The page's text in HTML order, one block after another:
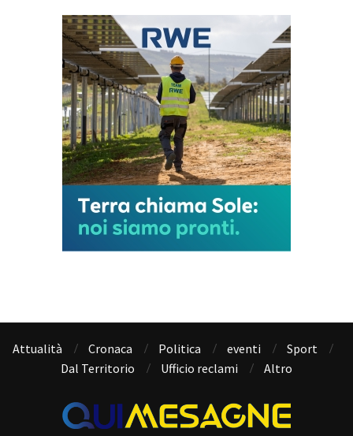
Attualità Cronaca Politica eventi
Sport
Dal Territorio
Ufficio reclami Altro